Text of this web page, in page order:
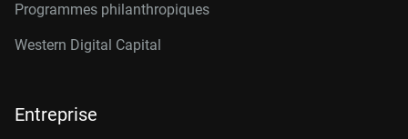
Programmes philanthropiques
Western Digital Capital
Entreprise